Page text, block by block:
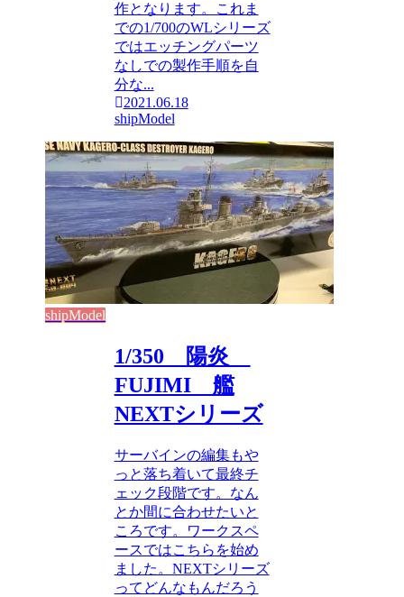
作となります。これま
での1/700のWLシリーズ
ではエッチングパーツ
なしでの製作手順を自
分な...
2021.06.18
shipModel
shipModel
1/350 陽炎
FUJIMI 艦
NEXTシリーズ
サーバインの編集もや
っと落ち着いて最終チ
ェック段階です。なん
とか間に合わせたいと
ころです。ワークスペ
ースではこちらを始め
ました。NEXTシリーズ
ってどんなもんだろう